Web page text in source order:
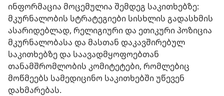
ინფორმაცია მოცემულია შემდეგ საკითხებზე:
მკურნალობის სტრატეგიები სისხლის გადასხმის
ასარიდებლად, რელიგიური და ეთიკური პოზიცია
მკურნალობასა და მასთან დაკავშირებულ
საკითხებზე და საავადმყოფოებთან
თანამშრომლობის კომიტეტები, რომლებიც
მოწმეებს სამედიცინო საკითხებში უწევენ
დახმარებას.